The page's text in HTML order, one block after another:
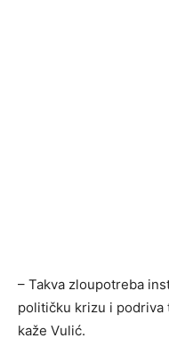
– Takva zloupotreba
političku krizu i
kaže Vulić.